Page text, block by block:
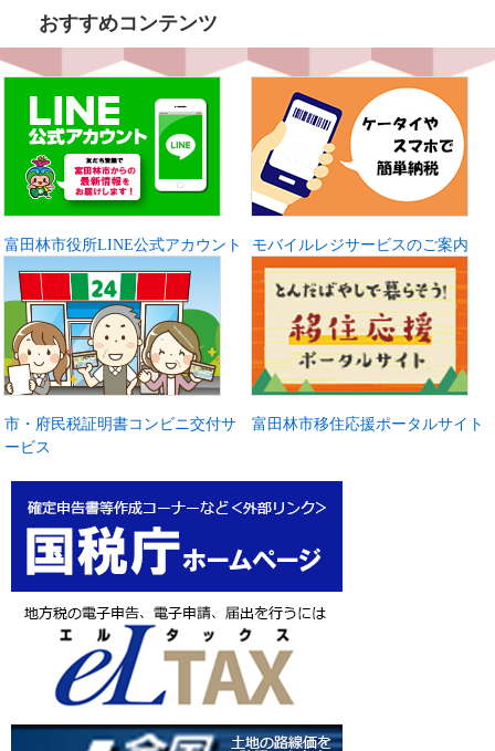
おすすめコンテンツ
富田林市役所LINE公式アカウント モバイルレジサービスのご案内
市・府民税証明書コンビニ交付サ
ービス
富田林市移住応援ポータルサイト